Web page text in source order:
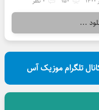
...
تلگرام موزیک آس